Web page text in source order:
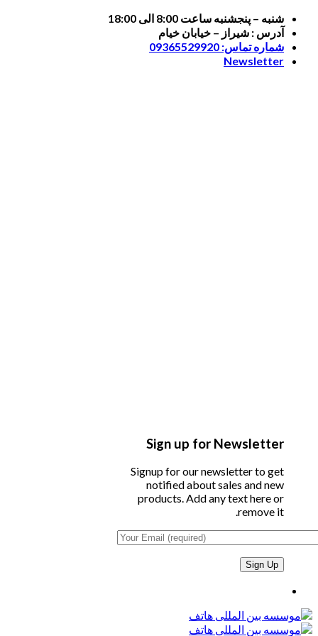
Skip
content
شنبه – پنجشنبه ساعت 8:00 الی 18:00
آدرس : شیراز – خیابان خیام
شماره تماس: 09365529920
Newsletter
Sign up for Newsletter
Signup for our newsletter to get
notified about sales and new
products. Add any text here or
remove it.